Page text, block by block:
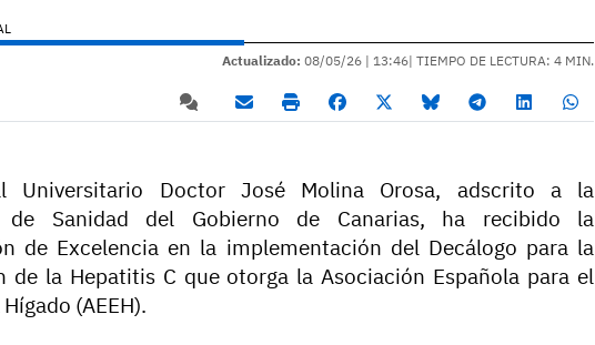
Actualizado: 08/05/26 | 13:46| TIEMPO DE LECTURA: 4 MIN.
Universitario Doctor José Molina Orosa, adscrito a la
de Sanidad del Gobierno de Canarias, ha recibido la
de Excelencia en la implementación del Decálogo para la
de la Hepatitis C que otorga la Asociación Española para el
(AEEH).